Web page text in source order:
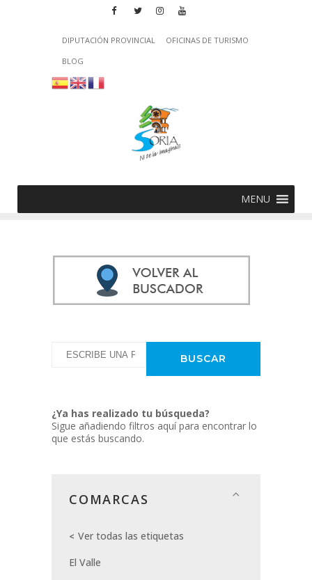
DIPUTACIÓN PROVINCIAL
OFICINAS DE TURISMO
BLOG
MENU
¿Ya has realizado tu búsqueda?
Sigue añadiendo filtros aquí para encontrar lo
que estás buscando.
COMARCAS
Ver todas las etiquetas
El Valle